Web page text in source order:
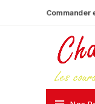
Commander